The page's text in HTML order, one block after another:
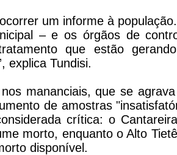
um informe à
– e os órgãos de
que estão
explica Tundisi.
mananciais, que se
de amostras
crítica: o
morto, enquanto o Alto
disponível.